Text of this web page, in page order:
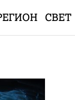
СВЕТ